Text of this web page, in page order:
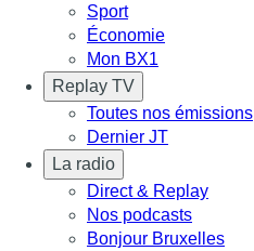
Sport
Économie
Mon BX1
Replay TV
Toutes nos émissions
Dernier JT
La radio
Direct & Replay
Nos podcasts
Bonjour Bruxelles